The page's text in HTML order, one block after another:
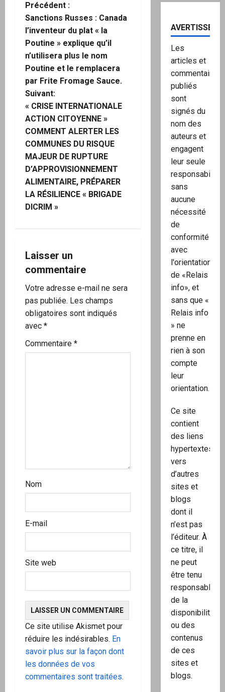
N
a
v
i
g
a
t
i
o
n
a
r
t
i
c
Précédent :
Sanctions Russes : Canada
l’inventeur du plat « la
Poutine » explique qu’il
n’utilisera plus le nom
Poutine et le remplacera
par Frite Fromage Sauce.
Suivant:
« CRISE INTERNATIONALE
ACTION CITOYENNE »
COMMENT ALERTER LES
COMMUNES DU RISQUE
MAJEUR DE RUPTURE
D’APPROVISIONNEMENT
ALIMENTAIRE, PRÉPARER
LA RÉSILIENCE « BRIGADE
DICRIM »
Laisser un
commentaire
Votre adresse e-mail ne sera
pas publiée. Les champs
obligatoires sont indiqués
avec *
Commentaire *
Nom
E-mail
Site web
Ce site utilise Akismet pour
réduire les indésirables. En
savoir plus sur la façon dont
les données de vos
commentaires sont traitées.
Les
articles et
commentaires
publiés
sont
signés du
nom des
auteurs et
engagent
leur seule
responsabilité,
sans
aucune
nécessité
de
conformité
avec
l'orientation
de «Relais
info», et
sans que «
Relais info
» ne
prenne en
rien à son
compte
leur
orientation.
Ce site
contient
des liens
hypertextes
vers
d’autres
sites et
blogs
dont il
n’est pas
l’éditeur. À
ce titre, il
ne peut
être tenu
responsable
de la
disponibilité
ou des
contenus
de ces
sites et
blogs.